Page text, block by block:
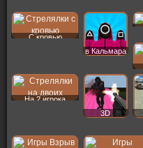
С кровью
в Кальмара
На 2 игрока
3D